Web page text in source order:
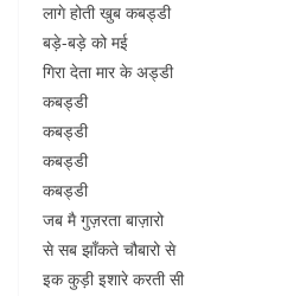
लागे होती खुब कबड्डी
बड़े-बड़े को मई
गिरा देता मार के अड्डी
कबड्डी
कबड्डी
कबड्डी
कबड्डी
जब मै गुज़रता बाज़ारो
से सब झाँकते चौबारो से
इक कुड़ी इशारे करती सी